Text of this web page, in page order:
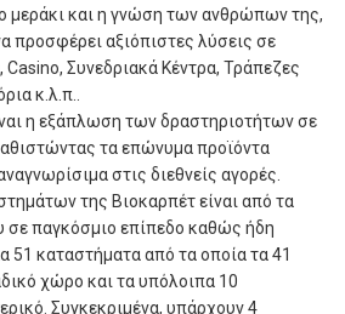
μεράκι και η γνώση των ανθρώπων της,
προσφέρει αξιόπιστες λύσεις σε
Casino, Συνεδριακά Κέντρα, Τράπεζες
κ.λ.π..
η εξάπλωση των δραστηριοτήτων σε
τα επώνυμα προϊόντα
στις διεθνείς αγορές.
της Βιοκαρπέτ είναι από τα
σε παγκόσμιο επίπεδο καθώς ήδη
51 καταστήματα από τα οποία τα 41
χώρο και τα υπόλοιπα 10
Συγκεκριμένα, υπάρχουν 4